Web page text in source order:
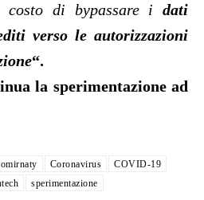
costo di bypassare i dati
verso le autorizzazioni
“.
la sperimentazione ad
Coronavirus
COVID-19
sperimentazione